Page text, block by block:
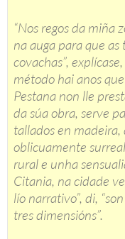
“Nos regos da miña
na auga para que
covachas”,
método hai anos
Pestana non lle
da súa obra, serve
tallados en
oblicuamente
rural e unha
Citania, na cidade
lío narrativo”, di,
tres dimensións”.